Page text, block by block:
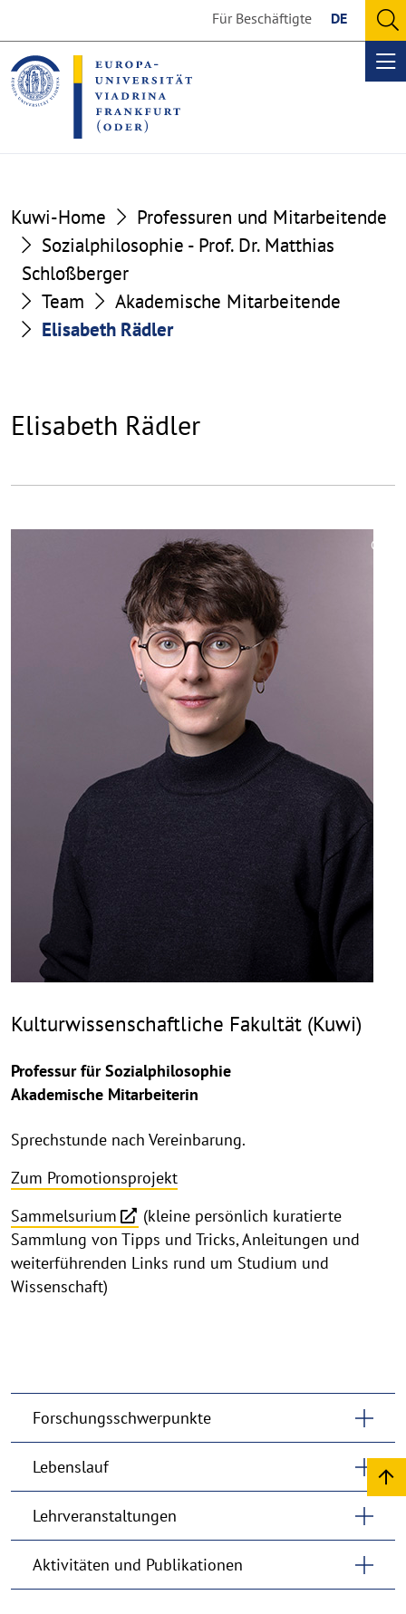
the
content
section
the
footer
section
Für Beschäftigte DE
Kuwi-Home
Professuren und Mitarbeitende
Sozialphilosophie - Prof. Dr. Matthias
Schloßberger
Team
Akademische Mitarbeitende
Elisabeth Rädler
Elisabeth Rädler
©
Kulturwissenschaftliche Fakultät (Kuwi)
Professur für Sozialphilosophie
Akademische Mitarbeiterin
Sprechstunde nach Vereinbarung.
Zum Promotionsprojekt
Sammelsurium
(kleine persönlich kuratierte
Sammlung von Tipps und Tricks, Anleitungen und
weiterführenden Links rund um Studium und
Wissenschaft)
Forschungsschwerpunkte
Lebenslauf
Lehrveranstaltungen
Aktivitäten und Publikationen